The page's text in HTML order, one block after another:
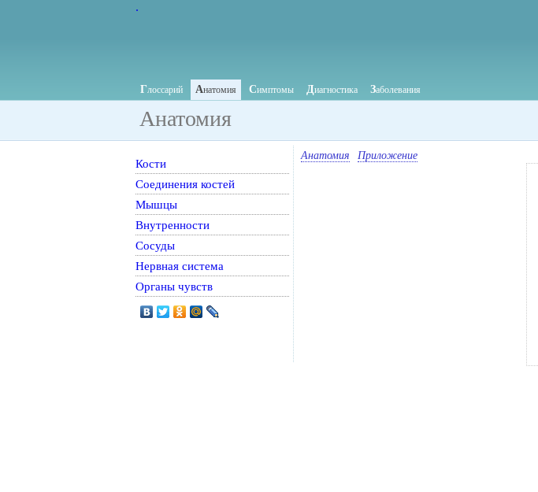
.
Глоссарий Анатомия Симптомы Диагностика Заболевания
Анатомия
Анатомия Приложение
Кости
Соединения костей
Мышцы
Внутренности
Сосуды
Нервная система
Органы чувств